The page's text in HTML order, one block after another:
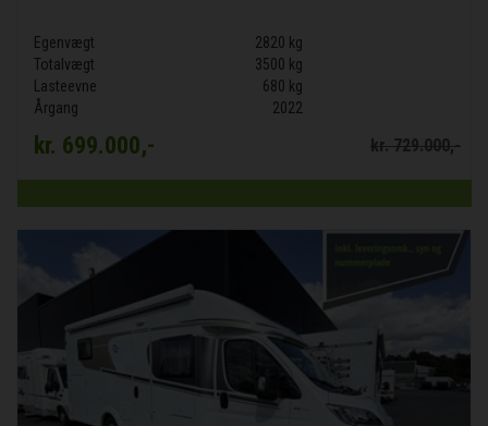
Egenvægt
2820 kg
Totalvægt
3500 kg
Lasteevne
680 kg
Årgang
2022
kr. 699.000,- kr.729.000,-